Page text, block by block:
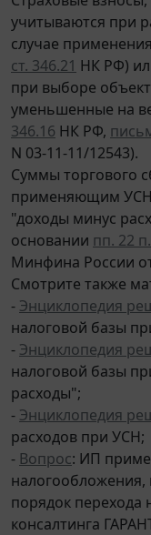
учитываются при
случае
ст. 346.21 НК РФ)
при выборе
уменьшенные на
346.16 НК РФ,
N 03-11-11/12543).
Суммы торгового
применяющим УСН
"доходы минус
основании пп. 22
Минфина России
Смотрите также
- Энциклопедия
налоговой базы
- Энциклопедия
налоговой базы
расходы";
- Энциклопедия
расходов при УСН;
- Вопрос: ИП
налогообложения,
порядок перехода
консалтинга